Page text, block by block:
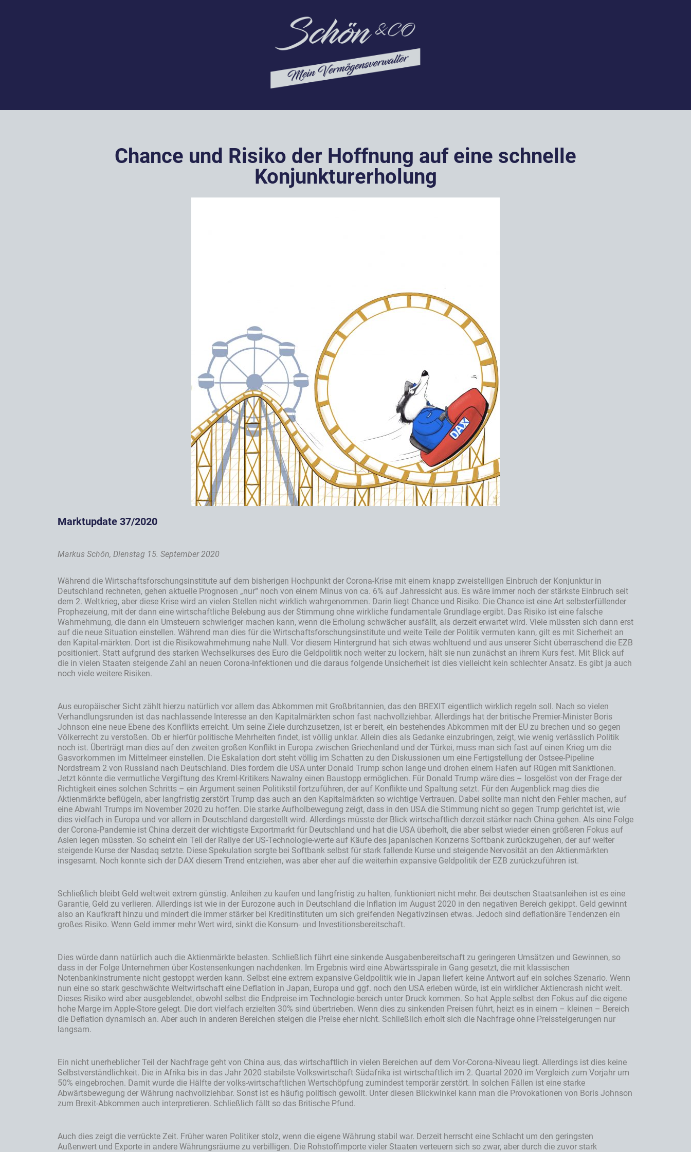
Chance und Risiko der Hoffnung auf eine schnelle
Konjunkturerholung
Marktupdate 37/2020
Markus Schön, Dienstag 15. September 2020
Während die Wirtschaftsforschungsinstitute auf dem bisherigen Hochpunkt der Corona-Krise mit einem knapp zweistelligen Einbruch der Konjunktur in
Deutschland rechneten, gehen aktuelle Prognosen „nur“ noch von einem Minus von ca. 6% auf Jahressicht aus. Es wäre immer noch der stärkste Einbruch seit
dem 2. Weltkrieg, aber diese Krise wird an vielen Stellen nicht wirklich wahrgenommen. Darin liegt Chance und Risiko. Die Chance ist eine Art selbsterfüllender
Prophezeiung, mit der dann eine wirtschaftliche Belebung aus der Stimmung ohne wirkliche fundamentale Grundlage ergibt. Das Risiko ist eine falsche
Wahrnehmung, die dann ein Umsteuern schwieriger machen kann, wenn die Erholung schwächer ausfällt, als derzeit erwartet wird. Viele müssten sich dann erst
auf die neue Situation einstellen. Während man dies für die Wirtschaftsforschungsinstitute und weite Teile der Politik vermuten kann, gilt es mit Sicherheit an
den Kapital-märkten. Dort ist die Risikowahrnehmung nahe Null. Vor diesem Hintergrund hat sich etwas wohltuend und aus unserer Sicht überraschend die EZB
positioniert. Statt aufgrund des starken Wechselkurses des Euro die Geldpolitik noch weiter zu lockern, hält sie nun zunächst an ihrem Kurs fest. Mit Blick auf
die in vielen Staaten steigende Zahl an neuen Corona-Infektionen und die daraus folgende Unsicherheit ist dies vielleicht kein schlechter Ansatz. Es gibt ja auch
noch viele weitere Risiken.
Aus europäischer Sicht zählt hierzu natürlich vor allem das Abkommen mit Großbritannien, das den BREXIT eigentlich wirklich regeln soll. Nach so vielen
Verhandlungsrunden ist das nachlassende Interesse an den Kapitalmärkten schon fast nachvollziehbar. Allerdings hat der britische Premier-Minister Boris
Johnson eine neue Ebene des Konflikts erreicht. Um seine Ziele durchzusetzen, ist er bereit, ein bestehendes Abkommen mit der EU zu brechen und so gegen
Völkerrecht zu verstoßen. Ob er hierfür politische Mehrheiten findet, ist völlig unklar. Allein dies als Gedanke einzubringen, zeigt, wie wenig verlässlich Politik
noch ist. Überträgt man dies auf den zweiten großen Konflikt in Europa zwischen Griechenland und der Türkei, muss man sich fast auf einen Krieg um die
Gasvorkommen im Mittelmeer einstellen. Die Eskalation dort steht völlig im Schatten zu den Diskussionen um eine Fertigstellung der Ostsee-Pipeline
Nordstream 2 von Russland nach Deutschland. Dies fordern die USA unter Donald Trump schon lange und drohen einem Hafen auf Rügen mit Sanktionen.
Jetzt könnte die vermutliche Vergiftung des Kreml-Kritikers Nawalny einen Baustopp ermöglichen. Für Donald Trump wäre dies – losgelöst von der Frage der
Richtigkeit eines solchen Schritts – ein Argument seinen Politikstil fortzuführen, der auf Konflikte und Spaltung setzt. Für den Augenblick mag dies die
Aktienmärkte beflügeln, aber langfristig zerstört Trump das auch an den Kapitalmärkten so wichtige Vertrauen. Dabei sollte man nicht den Fehler machen, auf
eine Abwahl Trumps im November 2020 zu hoffen. Die starke Aufholbewegung zeigt, dass in den USA die Stimmung nicht so gegen Trump gerichtet ist, wie
dies vielfach in Europa und vor allem in Deutschland dargestellt wird. Allerdings müsste der Blick wirtschaftlich derzeit stärker nach China gehen. Als eine Folge
der Corona-Pandemie ist China derzeit der wichtigste Exportmarkt für Deutschland und hat die USA überholt, die aber selbst wieder einen größeren Fokus auf
Asien legen müssten. So scheint ein Teil der Rallye der US-Technologie-werte auf Käufe des japanischen Konzerns Softbank zurückzugehen, der auf weiter
steigende Kurse der Nasdaq setzte. Diese Spekulation sorgte bei Softbank selbst für stark fallende Kurse und steigende Nervosität an den Aktienmärkten
insgesamt. Noch konnte sich der DAX diesem Trend entziehen, was aber eher auf die weiterhin expansive Geldpolitik der EZB zurückzuführen ist.
Schließlich bleibt Geld weltweit extrem günstig. Anleihen zu kaufen und langfristig zu halten, funktioniert nicht mehr. Bei deutschen Staatsanleihen ist es eine
Garantie, Geld zu verlieren. Allerdings ist wie in der Eurozone auch in Deutschland die Inflation im August 2020 in den negativen Bereich gekippt. Geld gewinnt
also an Kaufkraft hinzu und mindert die immer stärker bei Kreditinstituten um sich greifenden Negativzinsen etwas. Jedoch sind deflationäre Tendenzen ein
großes Risiko. Wenn Geld immer mehr Wert wird, sinkt die Konsum- und Investitionsbereitschaft.
Dies würde dann natürlich auch die Aktienmärkte belasten. Schließlich führt eine sinkende Ausgabenbereitschaft zu geringeren Umsätzen und Gewinnen, so
dass in der Folge Unternehmen über Kostensenkungen nachdenken. Im Ergebnis wird eine Abwärtsspirale in Gang gesetzt, die mit klassischen
Notenbankinstrumente nicht gestoppt werden kann. Selbst eine extrem expansive Geldpolitik wie in Japan liefert keine Antwort auf ein solches Szenario. Wenn
nun eine so stark geschwächte Weltwirtschaft eine Deflation in Japan, Europa und ggf. noch den USA erleben würde, ist ein wirklicher Aktiencrash nicht weit.
Dieses Risiko wird aber ausgeblendet, obwohl selbst die Endpreise im Technologie-bereich unter Druck kommen. So hat Apple selbst den Fokus auf die eigene
hohe Marge im Apple-Store gelegt. Die dort vielfach erzielten 30% sind übertrieben. Wenn dies zu sinkenden Preisen führt, heizt es in einem – kleinen – Bereich
die Deflation dynamisch an. Aber auch in anderen Bereichen steigen die Preise eher nicht. Schließlich erholt sich die Nachfrage ohne Preissteigerungen nur
langsam.
Ein nicht unerheblicher Teil der Nachfrage geht von China aus, das wirtschaftlich in vielen Bereichen auf dem Vor-Corona-Niveau liegt. Allerdings ist dies keine
Selbstverständlichkeit. Die in Afrika bis in das Jahr 2020 stabilste Volkswirtschaft Südafrika ist wirtschaftlich im 2. Quartal 2020 im Vergleich zum Vorjahr um
50% eingebrochen. Damit wurde die Hälfte der volks-wirtschaftlichen Wertschöpfung zumindest temporär zerstört. In solchen Fällen ist eine starke
Abwärtsbewegung der Währung nachvollziehbar. Sonst ist es häufig politisch gewollt. Unter diesen Blickwinkel kann man die Provokationen von Boris Johnson
zum Brexit-Abkommen auch interpretieren. Schließlich fällt so das Britische Pfund.
Auch dies zeigt die verrückte Zeit. Früher waren Politiker stolz, wenn die eigene Währung stabil war. Derzeit herrscht eine Schlacht um den geringsten
Außenwert und Exporte in andere Währungsräume zu verbilligen. Die Rohstoffimporte vieler Staaten verteuern sich so zwar, aber durch die zuvor stark